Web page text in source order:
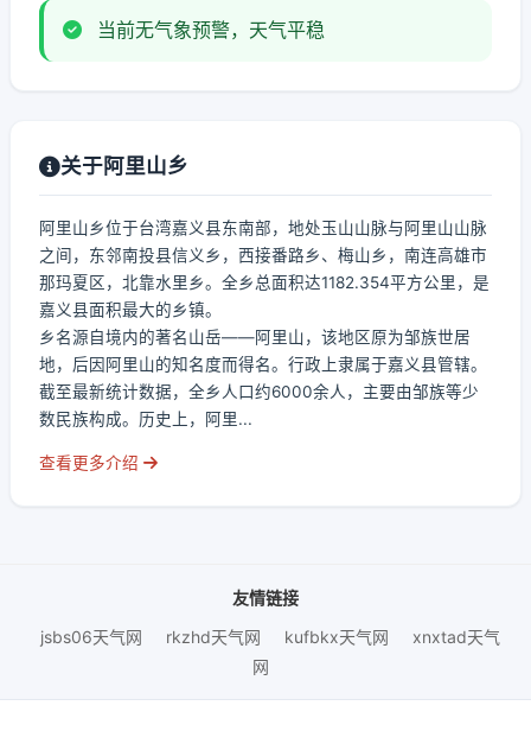
当前无气象预警，天气平稳
关于阿里山乡
阿里山乡位于台湾嘉义县东南部，地处玉山山脉与阿里山山脉
之间，东邻南投县信义乡，西接番路乡、梅山乡，南连高雄市
那玛夏区，北靠水里乡。全乡总面积达1182.354平方公里，是
嘉义县面积最大的乡镇。
乡名源自境内的著名山岳——阿里山，该地区原为邹族世居
地，后因阿里山的知名度而得名。行政上隶属于嘉义县管辖。
截至最新统计数据，全乡人口约6000余人，主要由邹族等少
数民族构成。历史上，阿里...
查看更多介绍
友情链接
jsbs06天气网
rkzhd天气网 kufbkx天气网
xnxtad天气
网